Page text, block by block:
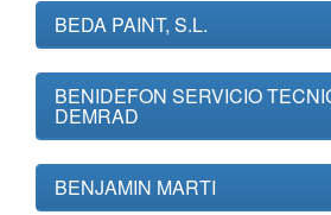
BEDA PAINT, S.L.
BENIDEFON SERVICIO
DEMRAD
BENJAMIN MARTI